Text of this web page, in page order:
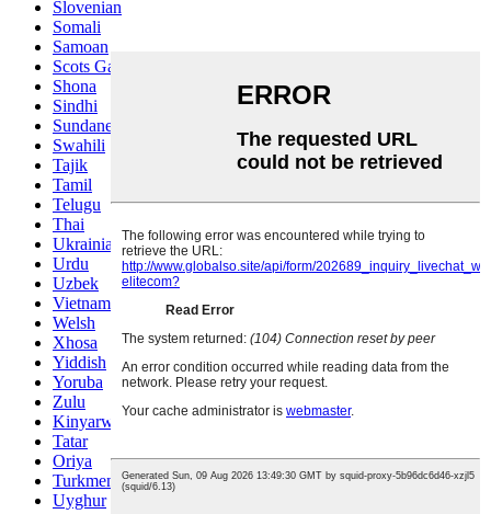
Slovenian
Somali
Samoan
Scots Gaelic
Shona
Sindhi
Sundanese
Swahili
Tajik
Tamil
Telugu
Thai
Ukrainian
Urdu
Uzbek
Vietnamese
Welsh
Xhosa
Yiddish
Yoruba
Zulu
Kinyarwanda
Tatar
Oriya
Turkmen
Uyghur